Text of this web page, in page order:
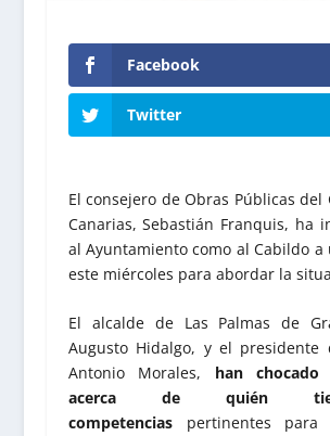
Facebook
Twitter
El consejero de Obras Públicas del
Canarias, Sebastián Franquis, ha
al Ayuntamiento como al Cabildo a
este miércoles para abordar la
El alcalde de Las Palmas de
Augusto Hidalgo, y el presidente
Antonio Morales, han
acerca de quién
competenciaspertinentes para